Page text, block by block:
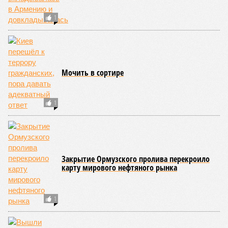
1
1
Мочить в сортире
1
Закрытие Ормузского пролива перекроило
карту мирового нефтяного рынка